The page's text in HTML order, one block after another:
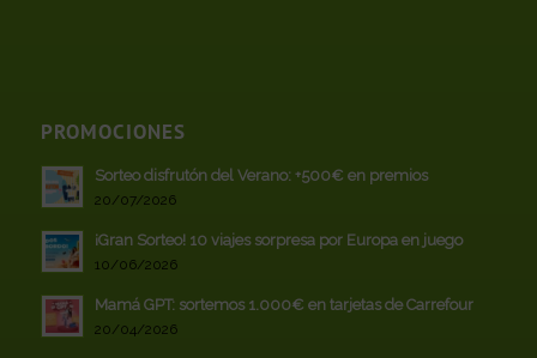
PROMOCIONES
Sorteo disfrutón del Verano: +500€ en premios
20/07/2026
¡Gran Sorteo! 10 viajes sorpresa por Europa en juego
10/06/2026
Mamá GPT: sortemos 1.000€ en tarjetas de Carrefour
20/04/2026